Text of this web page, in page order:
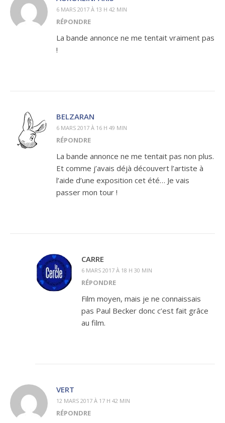
6 MARS 2017 À 13 H 42 MIN
RÉPONDRE
La bande annonce ne me tentait vraiment pas
!
BELZARAN
6 MARS 2017 À 16 H 49 MIN
RÉPONDRE
La bande annonce ne me tentait pas non plus.
Et comme j’avais déjà découvert l’artiste à
l’aide d’une exposition cet été… Je vais
passer mon tour !
CARRE
6 MARS 2017 À 18 H 30 MIN
RÉPONDRE
Film moyen, mais je ne connaissais
pas Paul Becker donc c’est fait grâce
au film.
VERT
12 MARS 2017 À 17 H 42 MIN
RÉPONDRE